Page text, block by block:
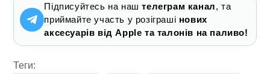
Підписуйтесь на наштелеграм канал, та
приймайте участь у розіграші нових
аксесуарів від Apple та талонів на паливо!
Теги: